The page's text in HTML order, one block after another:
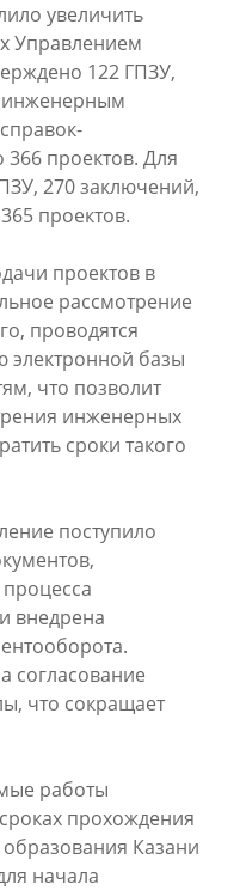
увеличить
Управлением
122 ГПЗУ,
инженерным
366 проектов. Для
270 заключений,
проектов.
проектов в
рассмотрение
проводятся
электронной базы
что позволит
инженерных
сроки такого
поступило
внедрена
согласование
что сокращает
работы
прохождения
Казани
начала